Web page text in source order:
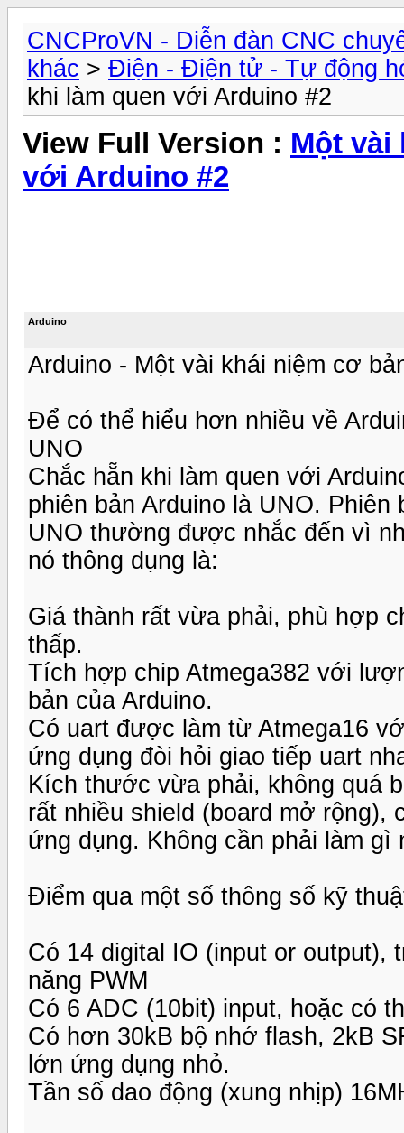
CNCProVN - Diễn đàn CNC
khác > Điện - Điện tử - Tự động
khi làm quen với Arduino #2
View Full Version : Một vài
với Arduino #2
Arduino
Arduino - Một vài khái niệm cơ
Để có thể hiểu hơn nhiều về
UNO
Chắc hẵn khi làm quen với
phiên bản Arduino là UNO.
UNO thường được nhắc đến vì
nó thông dụng là:
Giá thành rất vừa phải, phù hợp
thấp.
Tích hợp chip Atmega382 với
bản của Arduino.
Có uart được làm từ Atmega16
ứng dụng đòi hỏi giao tiếp uart
Kích thước vừa phải, không quá
rất nhiều shield (board mở rộng),
ứng dụng. Không cần phải làm gì
Điểm qua một số thông số kỹ
Có 14 digital IO (input or output),
năng PWM
Có 6 ADC (10bit) input, hoặc có
Có hơn 30kB bộ nhớ flash, 2kB
lớn ứng dụng nhỏ.
Tần số dao động (xung nhịp)